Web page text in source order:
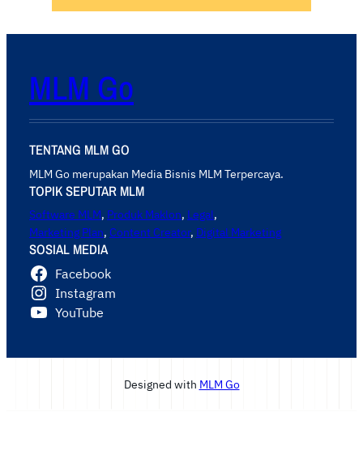
MLM Go
TENTANG MLM GO
MLM Go merupakan Media Bisnis MLM Terpercaya.
TOPIK SEPUTAR MLM
Software MLM, Produk Maklon, Legal,
Marketing Plan, Content Creator, Digital Marketing
SOSIAL MEDIA
Facebook
Instagram
YouTube
Designed with MLM Go